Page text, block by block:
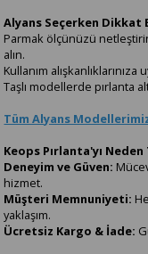
Alyans Seçerken Dikkat
Parmak ölçünüzü
alın.
Kullanım
Taşlı modellerde pırlanta
Tüm Alyans
Keops Pırlanta'yı
Deneyim ve Güven:
hizmet.
Müşteri Memnuniyeti:
yaklaşım.
Ücretsiz Kargo & İade: